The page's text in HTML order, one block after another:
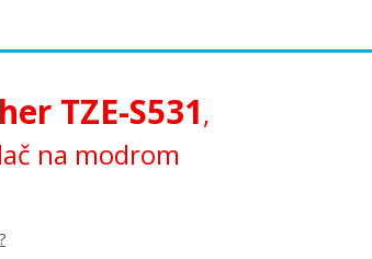
TZE-S531,
na modrom